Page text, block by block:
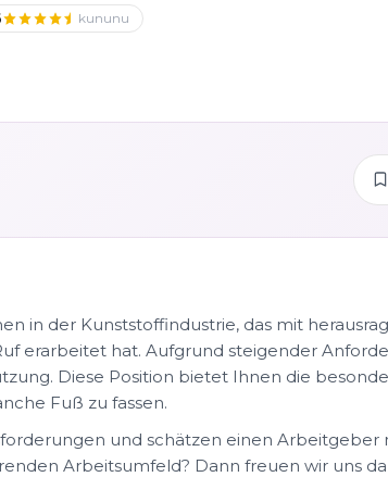
kununu
in der Kunststoffindustrie, das mit
erarbeitet hat. Aufgrund steigender
Diese Position bietet Ihnen die
Fuß zu fassen.
und schätzen einen Arbeitgeber
Arbeitsumfeld? Dann freuen wir uns